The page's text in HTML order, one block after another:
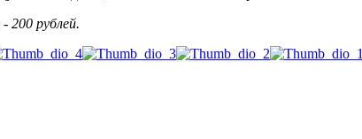
200 рублей.